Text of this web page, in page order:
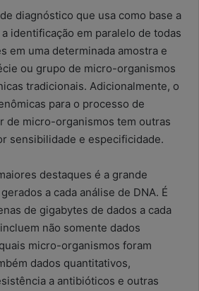
diagnóstico que usa como base a
identificação em paralelo de todas
em uma determinada amostra e
ou grupo de micro-organismos
tradicionais. Adicionalmente, o
para o processo de
de micro-organismos tem outras
sensibilidade e especificidade.
destaques é a grande
a cada análise de DNA. É
de gigabytes de dados a cada
não somente dados
micro-organismos foram
dados quantitativos,
a antibióticos e outras